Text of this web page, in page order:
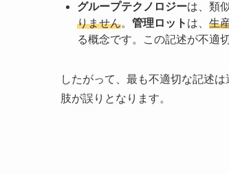
グループテクノロジーは、類
りません。 管理ロット は、 生
る概念です。この記述が不適切
したがって、最も不適切な記述
肢が誤りとなります。